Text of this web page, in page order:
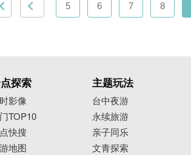
5 6 7 8
探索
影像
TOP10
快搜
地图
主题玩法
台中夜游
永续旅游
亲子同乐
文青探索